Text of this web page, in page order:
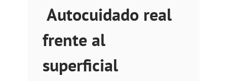
Autocuidado real
frente al
superficial